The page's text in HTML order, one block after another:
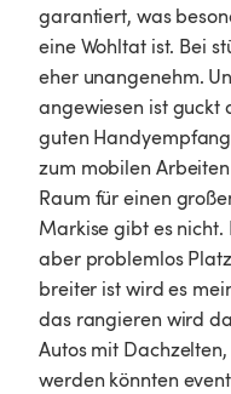
garantiert, was
eine Wohltat ist. Bei
eher unangenehm.
angewiesen ist guckt
guten
zum mobilen
Raum für einen
Markise gibt es nicht.
aber problemlos
breiter ist wird es
das rangieren wird
Autos mit
werden könnten